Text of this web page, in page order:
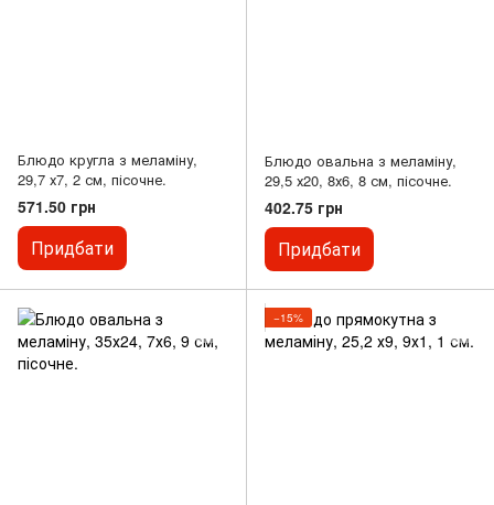
Блюдо кругла з меламіну,
29,7 х7, 2 см, пісочне.
571.50 грн
Придбати
Блюдо овальна з меламіну,
29,5 х20, 8х6, 8 см, пісочне.
402.75 грн
Придбати
−15%